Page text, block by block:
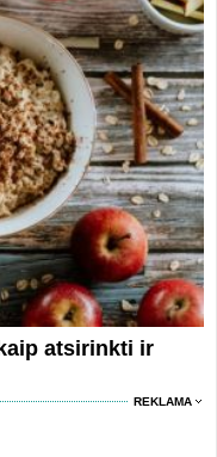
atsirinkti ir
REKLAMA